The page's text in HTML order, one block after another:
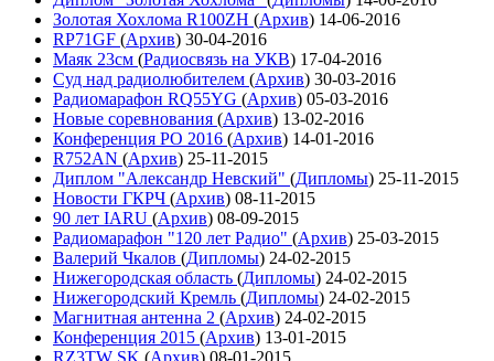
Золотая Хохлома R100ZH (Архив) 14-06-2016
RP71GF (Архив) 30-04-2016
Маяк 23см (Радиосвязь на УКВ) 17-04-2016
Суд над радиолюбителем (Архив) 30-03-2016
Радиомарафон RQ55YG (Архив) 05-03-2016
Новые соревнования (Архив) 13-02-2016
Конференция РО 2016 (Архив) 14-01-2016
R752AN (Архив) 25-11-2015
Диплом "Александр Невский" (Дипломы) 25-11-2015
Новости ГКРЧ (Архив) 08-11-2015
90 лет IARU (Архив) 08-09-2015
Радиомарафон "120 лет Радио" (Архив) 25-03-2015
Валерий Чкалов (Дипломы) 24-02-2015
Нижегородская область (Дипломы) 24-02-2015
Нижегородский Кремль (Дипломы) 24-02-2015
Магнитная антенна 2 (Архив) 24-02-2015
Конференция 2015 (Архив) 13-01-2015
RZ3TW SK (Архив) 08-01-2015